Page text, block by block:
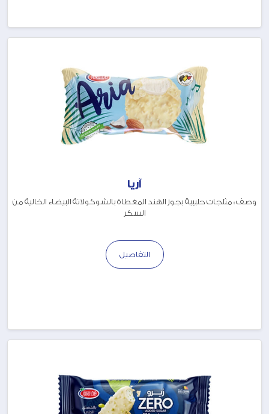
آريا
وصف : مثلجات حليبية بجوز الهند المغطاة بالشوكولاتة البيضاء الخالية من
السكر
التفاصيل